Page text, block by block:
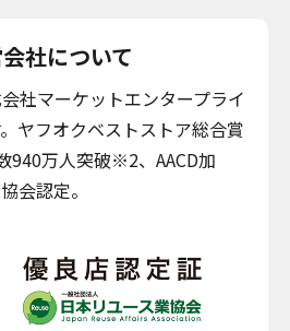
社について
社マーケットエンタープライ
ヤフオクベストストア総合賞
940万人突破※2、AACD加
会認定。